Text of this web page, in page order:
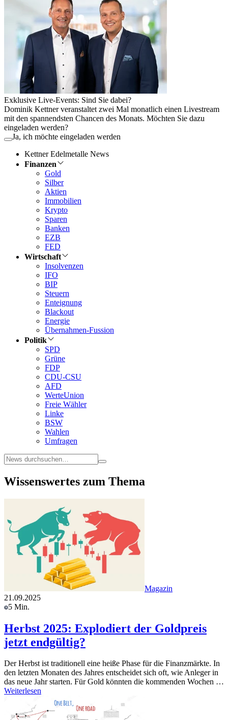
Exklusive Live-Events: Sind Sie dabei?
Dominik Kettner veranstaltet zwei Mal monatlich einen Livestream
mit den spannendsten Chancen des Monats. Möchten Sie dazu
eingeladen werden?
Ja, ich möchte eingeladen werden
Kettner Edelmetalle News
Finanzen
Gold
Silber
Aktien
Immobilien
Krypto
Sparen
Banken
EZB
FED
Wirtschaft
Insolvenzen
IFO
BIP
Steuern
Enteignung
Blackout
Energie
Übernahmen-Fussion
Politik
SPD
Grüne
FDP
CDU-CSU
AFD
WerteUnion
Freie Wähler
Linke
BSW
Wahlen
Umfragen
Wissenswertes zum Thema
Magazin
21.09.2025
5 Min.
Herbst 2025: Explodiert der Goldpreis
jetzt endgültig?
Der Herbst ist traditionell eine heiße Phase für die Finanzmärkte. In
den letzten Monaten des Jahres entscheidet sich oft, wie Anleger in
das neue Jahr starten. Für Gold könnten die kommenden Wochen …
Weiterlesen